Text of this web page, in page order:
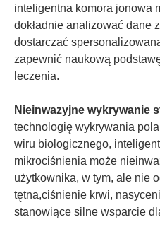
inteligentna komora jonowa
dokładnie analizować dane
dostarczać
zapewnić naukową
leczenia.
Nieinwazyjne wykrywanie
technologię wykrywania
wiru biologicznego,
mikrociśnienia może
użytkownika, w tym, ale nie
tętna,ciśnienie krwi,
stanowiące silne wsparcie